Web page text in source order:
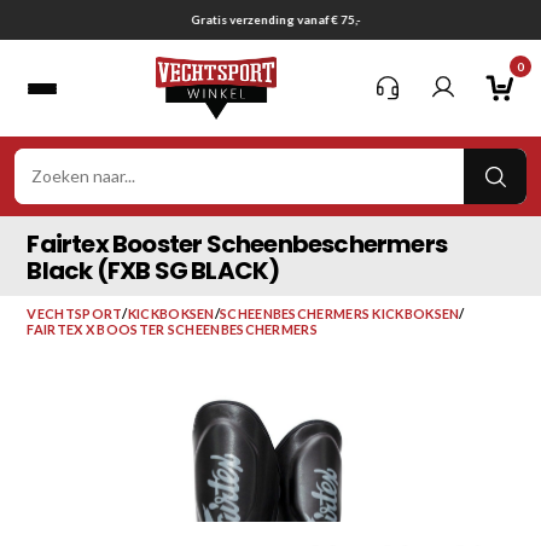
naar
Gratis verzending vanaf € 75,-
0
Fairtex Booster Scheenbeschermers
Black (FXB SG BLACK)
VECHTSPORT/KICKBOKSEN/SCHEENBESCHERMERS KICKBOKSEN/
FAIRTEX X BOOSTER SCHEENBESCHERMERS